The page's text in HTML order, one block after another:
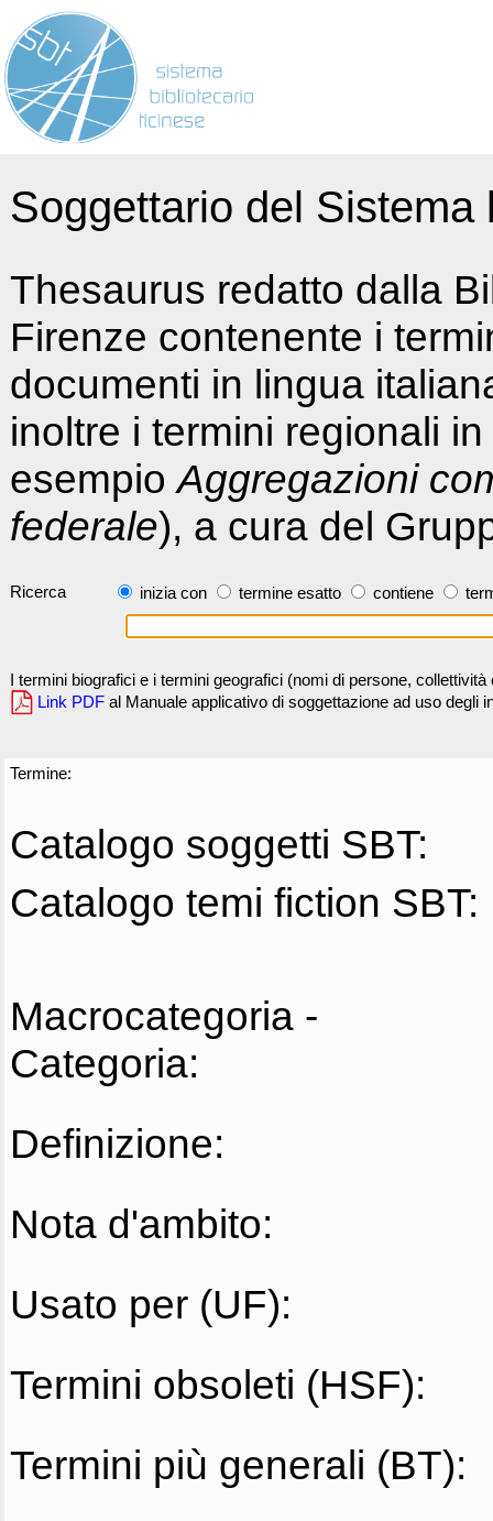
Soggettario del
Thesaurus redatto dalla
Firenze contenente i
documenti in lingua
inoltre i termini regionali
esempioAggregazioni
federale), a cura del
Ricerca inizia con termine esatto contiene
I termini biografici e i termini geografici (nomi di persone,
Link PDF al Manuale applicativo di soggettazione ad uso degli
Termine:
Catalogo soggetti SBT:
Catalogo temi fiction SBT:
Macrocategoria -
Categoria:
Definizione:
Nota d'ambito:
Usato per (UF):
Termini obsoleti (HSF):
Termini più generali (BT):